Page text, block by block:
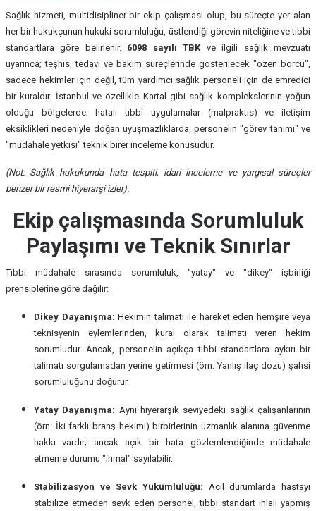
Sağlık hizmeti, multidisipliner bir ekip çalışması olup, bu süreçte yer alan
her bir hukukçunun hukuki sorumluluğu, üstlendiği görevin niteliğine ve tıbbi
standartlara göre belirlenir. 6098 sayılı TBKve ilgili sağlık mevzuatı
uyarınca; teşhis, tedavi ve bakım süreçlerinde gösterilecek "özen borcu",
sadece hekimler için değil, tüm yardımcı sağlık personeli için de emredici
bir kuraldır. İstanbul ve özellikle Kartal gibi sağlık komplekslerinin yoğun
olduğu bölgelerde; hatalı tıbbi uygulamalar (malpraktis) ve iletişim
eksiklikleri nedeniyle doğan uyuşmazlıklarda, personelin "görev tanımı" ve
"müdahale yetkisi" teknik birer inceleme konusudur.
(Not: Sağlık hukukunda hata tespiti, idari inceleme ve yargısal süreçler
benzer bir resmi hiyerarşi izler).
Ekip çalışmasında Sorumluluk
Paylaşımı ve Teknik Sınırlar
Tıbbi müdahale sırasında sorumluluk, "yatay" ve "dikey" işbirliği
prensiplerine göre dağılır:
Dikey Dayanışma: Hekimin talimatı ile hareket eden hemşire veya
teknisyenin eylemlerinden, kural olarak talimatı veren hekim
sorumludur. Ancak, personelin açıkça tıbbi standartlara aykırı bir
talimatı sorgulamadan yerine getirmesi (örn: Yanlış ilaç dozu) şahsi
sorumluluğunu doğurur.
Yatay Dayanışma: Aynı hiyerarşik seviyedeki sağlık çalışanlarının
(örn: İki farklı branş hekimi) birbirlerinin uzmanlık alanına güvenme
hakkı vardır; ancak açık bir hata gözlemlendiğinde müdahale
etmeme durumu "ihmal" sayılabilir.
Stabilizasyon ve Sevk Yükümlülüğü: Acil durumlarda hastayı
stabilize etmeden sevk eden personel, tıbbi standart ihlali yapmış